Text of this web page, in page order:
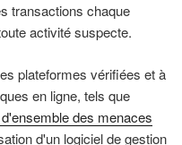
transactions chaque
activité suspecte.
plateformes vérifiées et à
en ligne, tels que
des menaces
d'un logiciel de gestion